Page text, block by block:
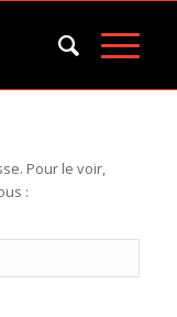
Pour le voir,
: